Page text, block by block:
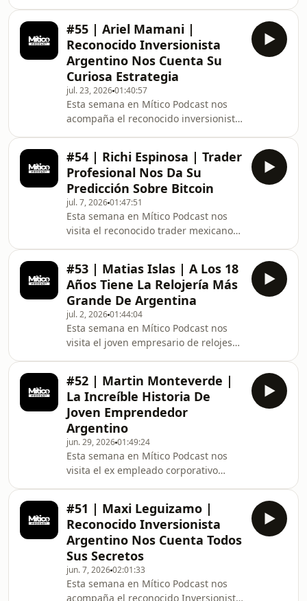
si=VjNkt0ff
mas de 2.000.000 de usuarios en todo
el país, porque cree que Micro
Strategy es un esquema Ponzi, como
compro un banco y muchas cosas
mas. Registro a
Exness:https://one.exnesstrack.org/a/
Exnesshttps://youtu.be/ugJmhjv3BmQ?
si=VjNkt0ffqPcRlJBn#
#55 | Ariel Mamani |
Reconocido Inversionista
Argentino Nos Cuenta Su
Curiosa Estrategia
jul. 23, 202601:40:57
Esta semana en Mítico Podcast nos
acompaña el reconocido inversionista
como arrancó en las inversiones,
como divide su portafolio, si llegamos
al piso de BTC y muchas cosas mas.
Registro a
Exness:https://one.exnesstrack.org/a/
Exness:https://youtu.be/ugJmhjv3BmQ?
si=VjNkt0ffqPcRlJBn#Mitico #Criptos
#Bitcoin
#54 | Richi Espinosa | Trader
Profesional Nos Da Su
Predicción Sobre Bitcoin
jul. 7, 202601:47:51
Esta semana en Mítico Podcast nos
visita el reconocido trader mexicano
retorno, como salió de la pobreza
extrema a vivir del trading, porque los
exchanges te pueden liquidar una
operación en ganancia y muchas
cosas más. Registro a
Exness:https://one.exnesstrack.org/a/
Exnesshttps://youtu.be/ugJmhjv3BmQ?
si=VjNkt0
#53 | Matias Islas | A Los 18
Años Tiene La Relojería Más
Grande De Argentina
jul. 2, 202601:44:04
Esta semana en Mítico Podcast nos
visita el joven empresario de relojes
inversión, como arrancó
comercializando antigüedades a sus
14 años y como ahora tiene 18
empleados a sus 18 años.Registro a
Exness:https://one.exnesstrack.org/a/
Exnesshttps://youtu.be/ugJmhjv3BmQ?
si=VjNkt0ffqPcRlJBn#Mitico #Relojes
#Rolex
#52 | Martin Monteverde |
La Increíble Historia De
Joven Emprendedor
Argentino
jun. 29, 202601:49:24
Esta semana en Mítico Podcast nos
visita el ex empleado corporativo
Martin Monteverde que nos explica la
diferencia entre emprender y ser
empleado, porque la burbuja del
mercado financiero está apunto de
explotar, su postura para con Bitcoin y
muchas cosas más. #Mitico #Criptos
#51 | Maxi Leguizamo |
Reconocido Inversionista
Argentino Nos Cuenta Todos
Sus Secretos
jun. 7, 202602:01:33
Esta semana en Mítico Podcast nos
acompaña el reconocido Inversionista